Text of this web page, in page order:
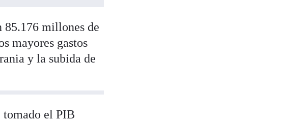
85.176 millones de
mayores gastos
y la subida de
tomado el PIB